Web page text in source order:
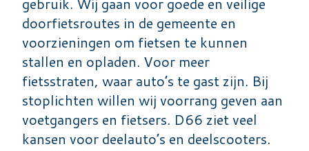
doorfietsroutes in de gemeente en
voorzieningen om fietsen te kunnen
stallen en opladen. Voor meer
fietsstraten, waar auto’s te gast zijn. Bij
stoplichten willen wij voorrang geven aan
voetgangers en fietsers. D66 ziet veel
kansen voor deelauto’s en deelscooters.